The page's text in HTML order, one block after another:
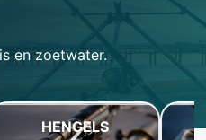
en zoetwater.
HENGELS